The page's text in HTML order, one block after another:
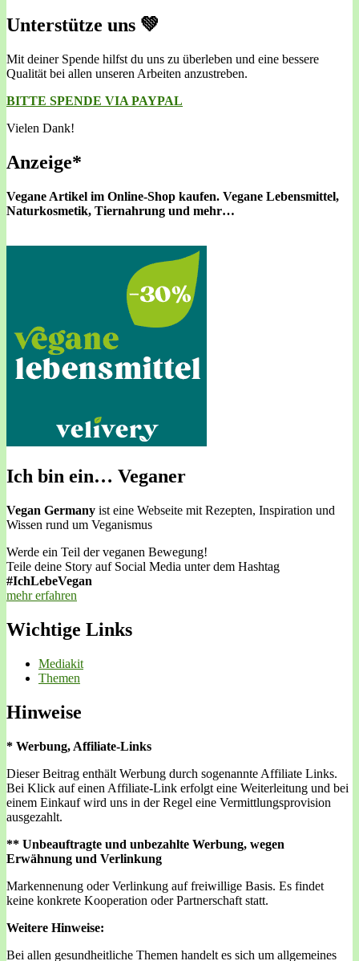
Unterstütze uns 💚
Mit deiner Spende hilfst du uns zu überleben und eine bessere
Qualität bei allen unseren Arbeiten anzustreben.
BITTE SPENDE VIA PAYPAL
Vielen Dank!
Anzeige*
Vegane Artikel im Online-Shop kaufen. Vegane Lebensmittel,
Naturkosmetik, Tiernahrung und mehr…
Ich bin ein… Veganer
Vegan Germany ist eine Webseite mit Rezepten, Inspiration und
Wissen rund um Veganismus
Werde ein Teil der veganen Bewegung!
Teile deine Story auf Social Media unter dem Hashtag
#IchLebeVegan
mehr erfahren
Wichtige Links
Mediakit
Themen
Hinweise
* Werbung, Affiliate-Links
Dieser Beitrag enthält Werbung durch sogenannte Affiliate Links.
Bei Klick auf einen Affiliate-Link erfolgt eine Weiterleitung und bei
einem Einkauf wird uns in der Regel eine Vermittlungsprovision
ausgezahlt.
** Unbeauftragte und unbezahlte Werbung, wegen
Erwähnung und Verlinkung
Markennenung oder Verlinkung auf freiwillige Basis. Es findet
keine konkrete Kooperation oder Partnerschaft statt.
Weitere Hinweise:
Bei allen gesundheitliche Themen handelt es sich um allgemeines